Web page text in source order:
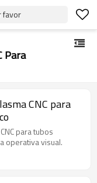
favor
Para
CNC para
para tubos
operativa visual.